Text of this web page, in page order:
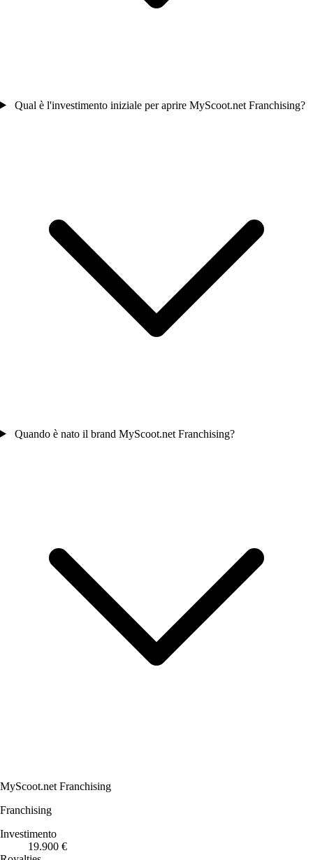
Qual è l'investimento iniziale per aprire MyScoot.net Franchising?
Quando è nato il brand MyScoot.net Franchising?
MyScoot.net Franchising
Franchising
Investimento
19.900 €